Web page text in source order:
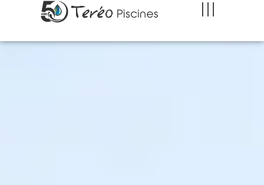
Constructeur de piscines à Lyon et Villefranche
sur Saône